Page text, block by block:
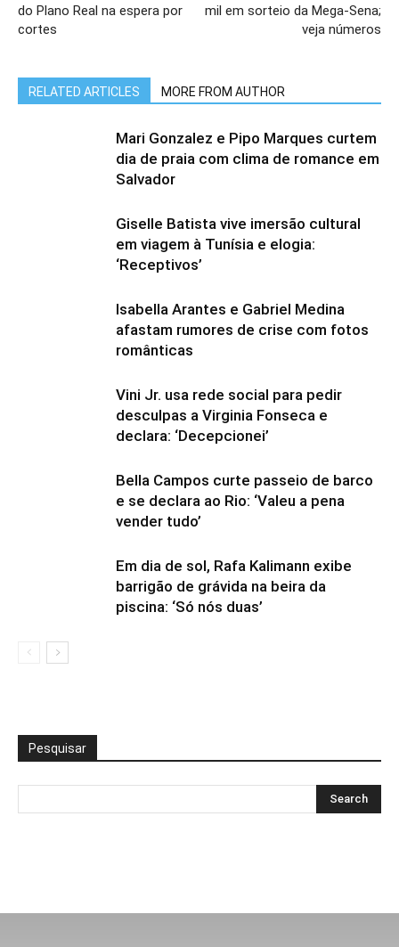
do Plano Real na espera por
cortes
mil em sorteio da Mega-Sena;
veja números
RELATED ARTICLES MORE FROM AUTHOR
Mari Gonzalez e Pipo Marques curtem
dia de praia com clima de romance em
Salvador
Giselle Batista vive imersão cultural
em viagem à Tunísia e elogia:
‘Receptivos’
Isabella Arantes e Gabriel Medina
afastam rumores de crise com fotos
românticas
Vini Jr. usa rede social para pedir
desculpas a Virginia Fonseca e
declara: ‘Decepcionei’
Bella Campos curte passeio de barco
e se declara ao Rio: ‘Valeu a pena
vender tudo’
Em dia de sol, Rafa Kalimann exibe
barrigão de grávida na beira da
piscina: ‘Só nós duas’
Pesquisar